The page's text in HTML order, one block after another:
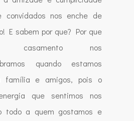
nos enche de
E sabem por que? Por que
nos
quando estamos
família e amigos, pois o
que sentimos nos
todo a quem gostamos e